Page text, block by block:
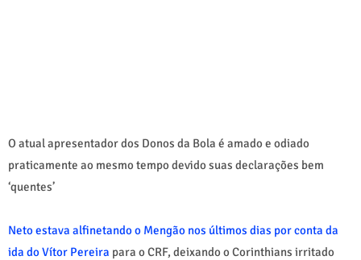
O atual apresentador dos Donos da Bola é amado e odiado
praticamente ao mesmo tempo devido suas declarações bem
‘quentes’
Neto estava alfinetando o Mengão nos últimos dias por conta da
ida do Vítor Pereira para o CRF, deixando o Corinthians irritado